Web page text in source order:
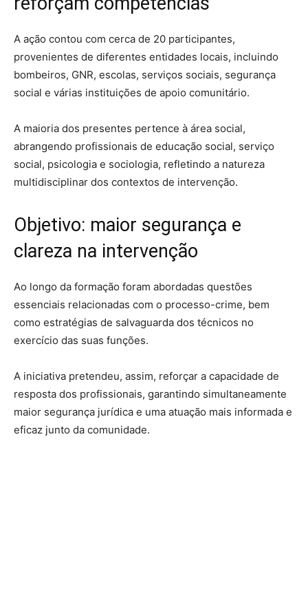
A ação contou com cerca de 20 participantes,
provenientes de diferentes entidades locais, incluindo
bombeiros, GNR, escolas, serviços sociais, segurança
social e várias instituições de apoio comunitário.
A maioria dos presentes pertence à área social,
abrangendo profissionais de educação social, serviço
social, psicologia e sociologia, refletindo a natureza
multidisciplinar dos contextos de intervenção.
Objetivo: maior segurança e
clareza na intervenção
Ao longo da formação foram abordadas questões
essenciais relacionadas com o processo-crime, bem
como estratégias de salvaguarda dos técnicos no
exercício das suas funções.
A iniciativa pretendeu, assim, reforçar a capacidade de
resposta dos profissionais, garantindo simultaneamente
maior segurança jurídica e uma atuação mais informada e
eficaz junto da comunidade.